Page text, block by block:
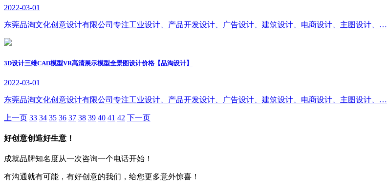
2022-03-01
东莞品淘文化创意设计有限公司专注工业设计、产品开发设计、广告设计、建筑设计、电商设计、主图设计、…
3D设计三维CAD模型VR高清展示模型全景图设计价格【品淘设计】
2022-03-01
东莞品淘文化创意设计有限公司专注工业设计、产品开发设计、广告设计、建筑设计、电商设计、主图设计、…
上一页 33 34 35 36 37 38 39 40 41 42 下一页
好创意创造好生意！
成就品牌知名度从一次咨询一个电话开始！
有沟通就有可能，有好创意的我们，给您更多意外惊喜！